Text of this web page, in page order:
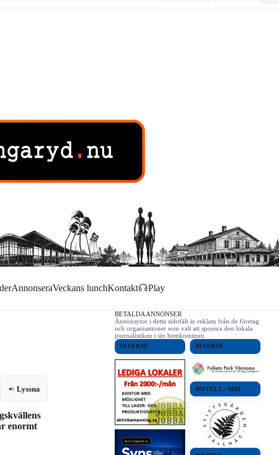
AnnonseraVeckans lunchKontakt Play
Lyssna
enormt
BETALDA ANNONSER
Annonsytor i detta sidofält är reklam från de företag
och organisationer som valt att sponsra den lokala
journalistiken i sin hemkommun.
DIVERSE DIVERSE
HOTELL - MAT